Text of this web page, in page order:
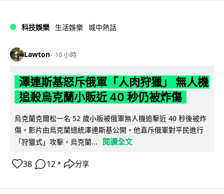
科技娛樂 生活娛樂 城中熱話
Lawton 10 小時
澤連斯基怒斥俄軍「人肉狩獵」 無人機
追殺烏克蘭小販近 40 秒仍被炸傷
烏克蘭克爾松一名 52 歲小販被俄軍無人機追擊近 40 秒後被炸
傷，影片由烏克蘭總統澤連斯基公開。他直斥俄軍對平民進行
「狩獵式」攻擊，烏克蘭...
閱讀全文
38 12 ↗ 分享